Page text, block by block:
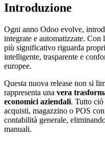
Introduzione
Ogni anno Odoo evolve,
integrate e automatizzate. Con
più significativo riguarda
intelligente, trasparente e
europee.
Questa nuova release non si
rappresenta una vera
economici aziendali. Tutto
acquisti, magazzino o POS
contabilità generale,
manuali.